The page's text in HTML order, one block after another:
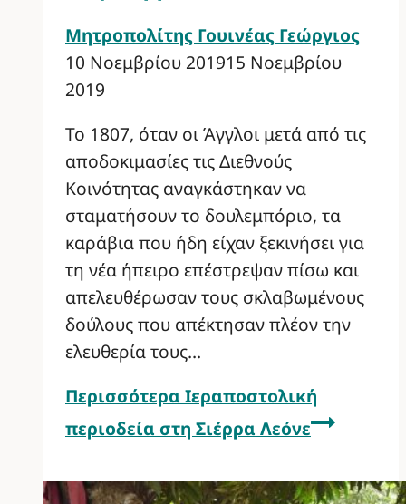
Μητροπολίτης Γουινέας Γεώργιος
10 Νοεμβρίου 201915 Νοεμβρίου
2019
Το 1807, όταν οι Άγγλοι μετά από τις
αποδοκιμασίες τις Διεθνούς
Κοινότητας αναγκάστηκαν να
σταματήσουν το δουλεμπόριο, τα
καράβια που ήδη είχαν ξεκινήσει για
τη νέα ήπειρο επέστρεψαν πίσω και
απελευθέρωσαν τους σκλαβωμένους
δούλους που απέκτησαν πλέον την
ελευθερία τους…
Περισσότερα Ιεραποστολική
περιοδεία στη Σιέρρα Λεόνε